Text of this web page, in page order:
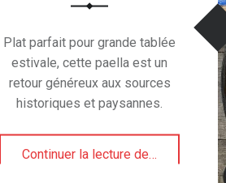
Plat parfait pour grande tablée
estivale, cette paella est un
retour généreux aux sources
historiques et paysannes.
Continuer la lecture de…